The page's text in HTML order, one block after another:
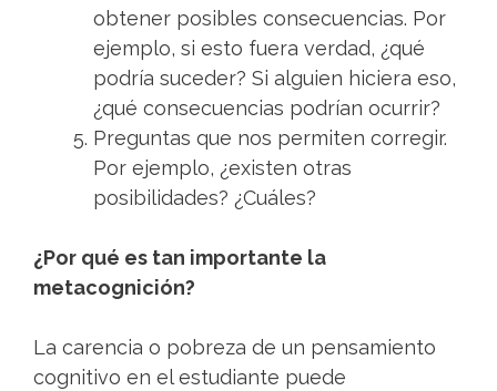
obtener posibles consecuencias. Por
ejemplo, si esto fuera verdad, ¿qué
podría suceder? Si alguien hiciera eso,
¿qué consecuencias podrían ocurrir?
Preguntas que nos permiten corregir.
Por ejemplo, ¿existen otras
posibilidades? ¿Cuáles?
¿Por qué es tan importante la
metacognición?
La carencia o pobreza de un pensamiento
cognitivo en el estudiante puede